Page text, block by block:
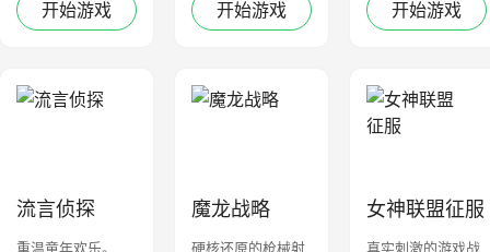
开始游戏 开始游戏 开始游戏
流言侦探
重温童年欢乐。
魔龙战略
硬核还原的枪械射
女神联盟征服
真实刺激的游戏战